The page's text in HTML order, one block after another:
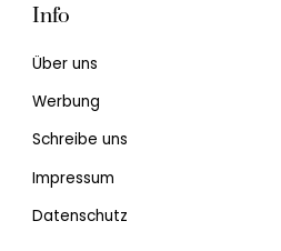
Info
Über uns
Werbung
Schreibe uns
Impressum
Datenschutz